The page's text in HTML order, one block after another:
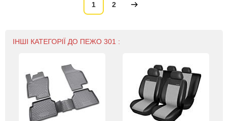
1 2
ІНШІ КАТЕГОРІЇ ДО ПЕЖО 301 :